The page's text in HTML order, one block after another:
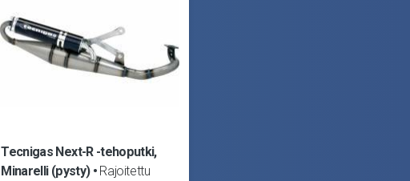
Tecnigas Next-R -tehoputki,
Minarelli (pysty)
Rajoitettu